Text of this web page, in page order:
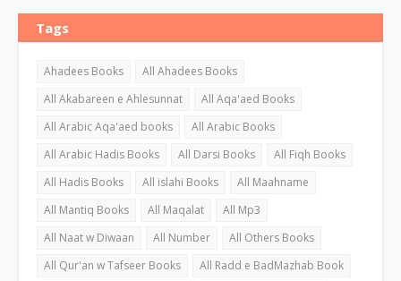
Tags
Ahadees Books
All Ahadees Books
All Akabareen e Ahlesunnat
All Aqa'aed Books
All Arabic Aqa'aed books
All Arabic Books
All Arabic Hadis Books
All Darsi Books
All Fiqh Books
All Hadis Books
All islahi Books
All Maahname
All Mantiq Books
All Maqalat
All Mp3
All Naat w Diwaan
All Number
All Others Books
All Qur'an w Tafseer Books
All Radd e BadMazhab Book